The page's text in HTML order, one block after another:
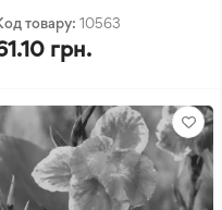
товару: 10563
грн.